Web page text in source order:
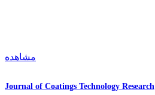
مشاهده
Journal of Coatings Technology Research